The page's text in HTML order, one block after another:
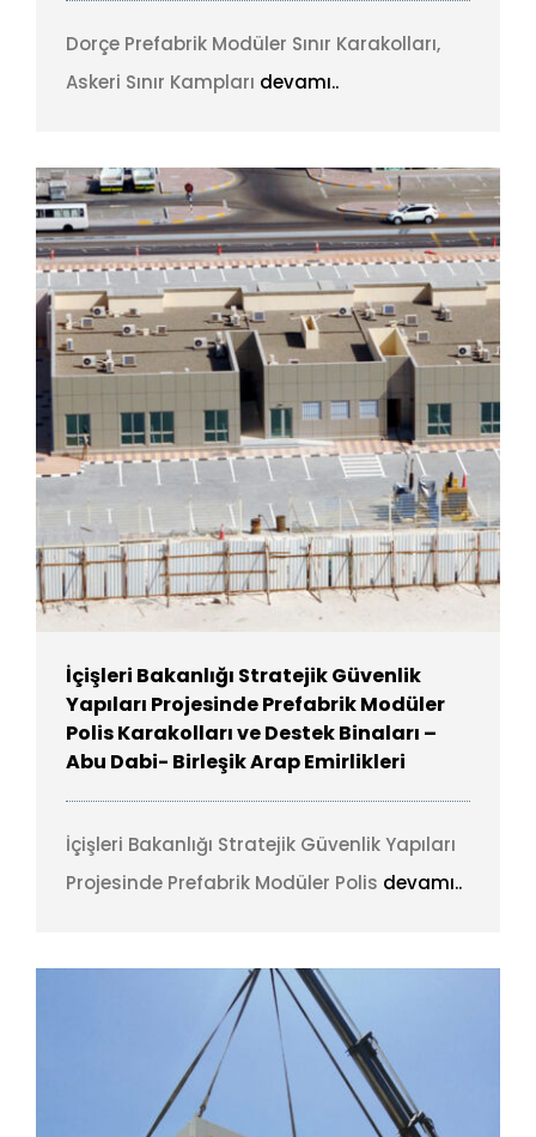
Dorçe Prefabrik Modüler Sınır Karakolları,
Askeri Sınır Kampları devamı..
İçişleri Bakanlığı Stratejik Güvenlik
Yapıları Projesinde Prefabrik Modüler
Polis Karakolları ve Destek Binaları –
Abu Dabi- Birleşik Arap Emirlikleri
İçişleri Bakanlığı Stratejik Güvenlik Yapıları
Projesinde Prefabrik Modüler Polis devamı..